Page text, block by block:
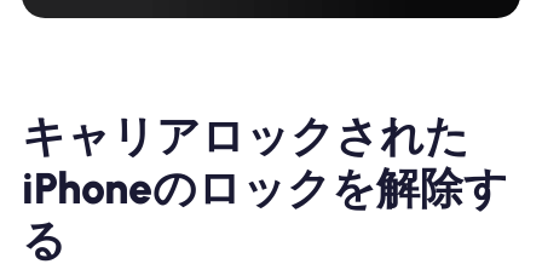
キャリアロックされた
iPhoneのロックを解除す
る